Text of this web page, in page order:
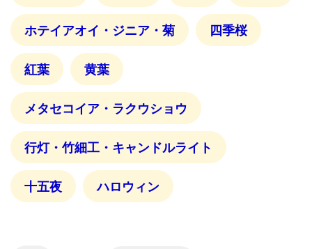
ホテイアオイ・ジニア・菊 四季桜
紅葉 黄葉
メタセコイア・ラクウショウ
行灯・竹細工・キャンドルライト
十五夜 ハロウィン